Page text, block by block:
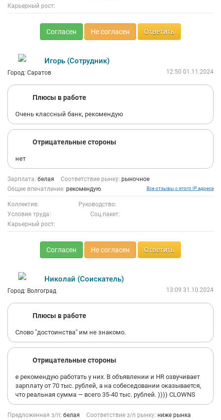
Карьерный рост:
Согласен Не согласен Ответить
Игорь (Сотрудник)
Город: Саратов 12:50 01.11.2024
Плюсы в работе
Очень классный банк, рекомендую
Отрицательные стороны
нет
Зарплата: белая Соответствие рынку: рыночное
Общее впечатление: рекомендую Все отзывы с этого IP адреса
Коллектив:
Руководство:
Условия труда:
Соц.пакет:
Карьерный рост:
Согласен Не согласен Ответить
Николай (Соискатель)
Город: Волгоград 13:09 31.10.2024
Плюсы в работе
Слово "достоинства" им не знакомо.
Отрицательные стороны
е рекомендую работать у них. В объявлении и HR озвучивает
зарплату от 70 тыс. рублей, а на собеседовании оказывается,
что реальная сумма — всего 35-40 тыс. рублей. )))) CLOWNS
Предложенная з/п: белая Соответствие з/п рынку: ниже рынка